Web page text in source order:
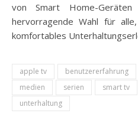
von Smart Home-
hervorragende Wahl für
komfortables
apple tv benutzererfahrung
medien
serien smart tv
unterhaltung